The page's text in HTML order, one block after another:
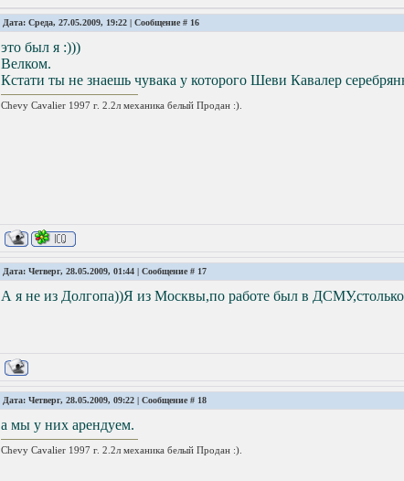
Дата: Среда, 27.05.2009, 19:22 | Сообщение # 16
это был я :)))
Велком.
Кстати ты не знаешь чувака у которого Шеви Кавалер
Chevy Cavalier 1997 г. 2.2л механика белый Продан :).
Дата: Четверг, 28.05.2009, 01:44 | Сообщение # 17
А я не из Долгопа))Я из Москвы,по работе был в
Дата: Четверг, 28.05.2009, 09:22 | Сообщение # 18
а мы у них арендуем.
Chevy Cavalier 1997 г. 2.2л механика белый Продан :).